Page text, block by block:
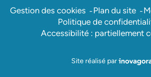
Gestion des cookies Plan du site
Politique de
Accessibilité : partiellement
Site réalisé par